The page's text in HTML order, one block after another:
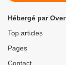
Hébergé par
Top articles
Pages
Contact